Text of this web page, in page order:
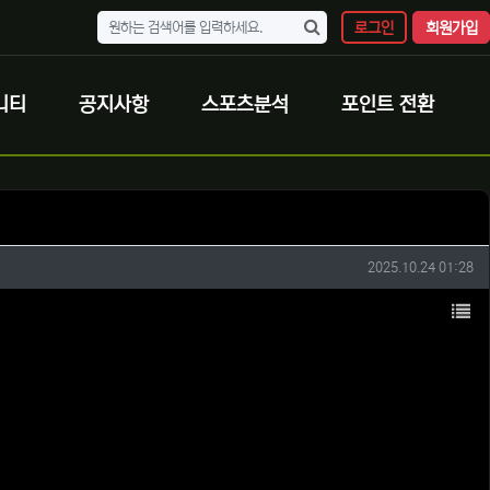
로그인 회원가입
티 공지사항 스포츠분석 포인트 전환
작성일
2025.10.24 01:28
목